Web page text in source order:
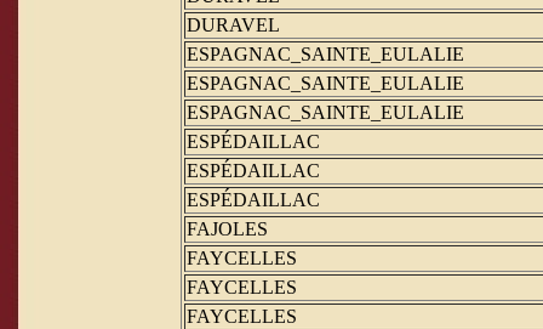
DURAVEL
ESPAGNAC_SAINTE_EULALIE
ESPAGNAC_SAINTE_EULALIE
ESPAGNAC_SAINTE_EULALIE
ESPÉDAILLAC
ESPÉDAILLAC
ESPÉDAILLAC
FAJOLES
FAYCELLES
FAYCELLES
FAYCELLES